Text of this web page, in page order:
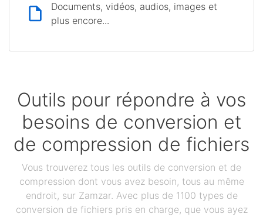
Documents, vidéos, audios, images et
plus encore...
Outils pour répondre à vos
besoins de conversion et
de compression de fichiers
Vous trouverez tous les outils de conversion et de
compression dont vous avez besoin, tous au même
endroit, sur Zamzar. Avec plus de 1100 types de
conversion de fichiers pris en charge, que vous ayez